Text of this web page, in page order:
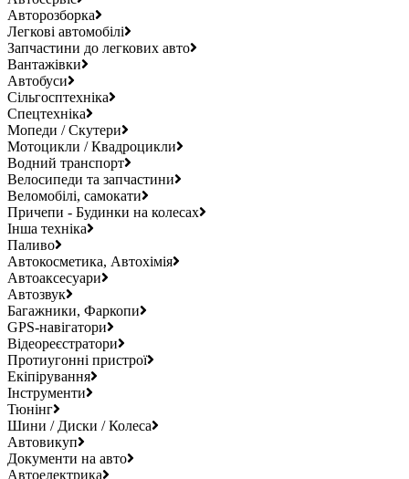
Авторозборка
Легкові автомобілі
Запчастини до легкових авто
Вантажівки
Автобуси
Сільгосптехніка
Спецтехніка
Мопеди / Скутери
Мотоцикли / Квадроцикли
Водний транспорт
Велосипеди та запчастини
Веломобілі, самокати
Причепи - Будинки на колесах
Інша техніка
Паливо
Автокосметика, Автохімія
Автоаксесуари
Автозвук
Багажники, Фаркопи
GPS-навігатори
Відеореєстратори
Протиугонні пристрої
Екіпірування
Інструменти
Тюнінг
Шини / Диски / Колеса
Автовикуп
Документи на авто
Автоелектрика